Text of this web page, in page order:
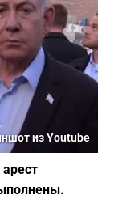
из Youtube